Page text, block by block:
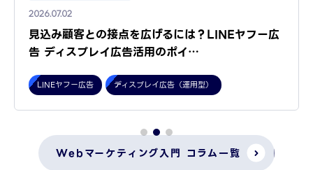
2026.07.02
見込み顧客との接点を広げるには？LINEヤフー広
告 ディスプレイ広告活用のポイ…
LINEヤフー広告 ディスプレイ広告（運用型）
Webマーケティング入門 コラム一覧